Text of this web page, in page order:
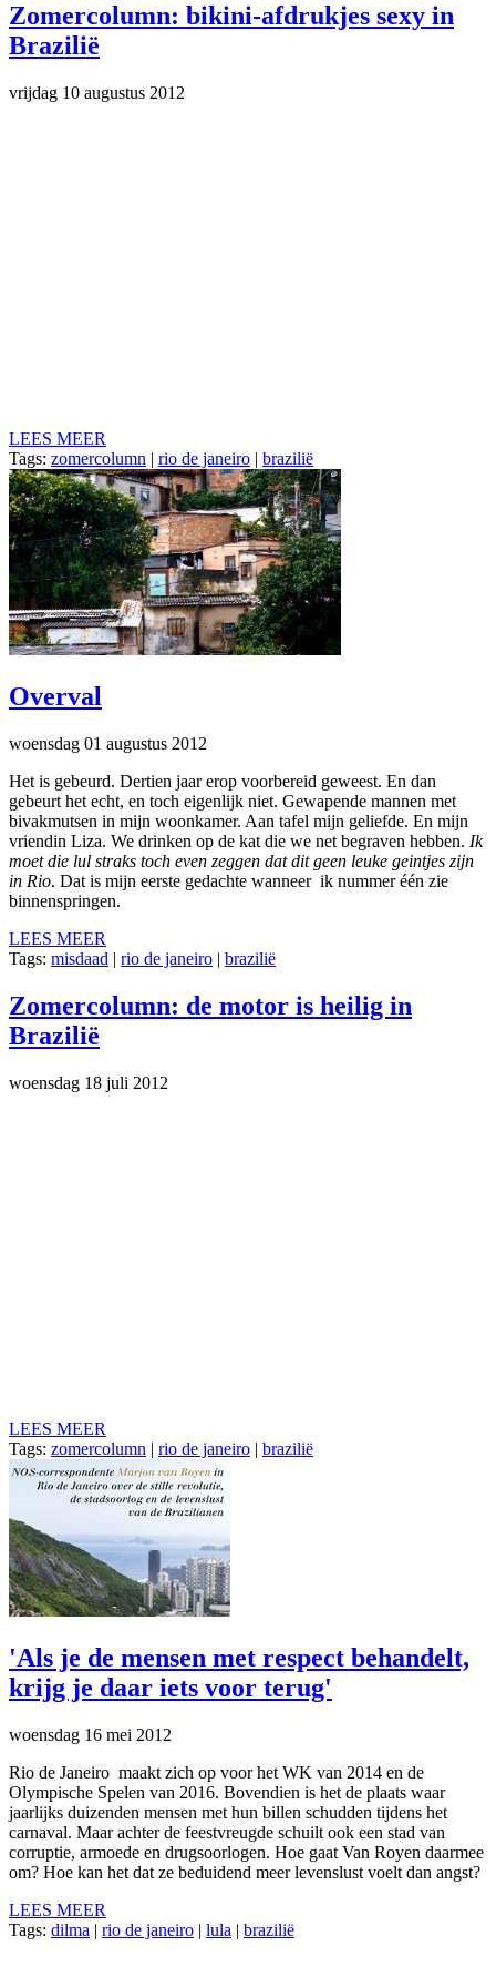
Zomercolumn: bikini-afdrukjes sexy in
Brazilië
vrijdag 10 augustus 2012
LEES MEER
Tags: zomercolumn | rio de janeiro | brazilië
Overval
woensdag 01 augustus 2012
Het is gebeurd. Dertien jaar erop voorbereid geweest. En dan
gebeurt het echt, en toch eigenlijk niet. Gewapende mannen met
bivakmutsen in mijn woonkamer. Aan tafel mijn geliefde. En mijn
vriendin Liza. We drinken op de kat die we net begraven hebben. Ik
moet die lul straks toch even zeggen dat dit geen leuke geintjes zijn
in Rio. Dat is mijn eerste gedachte wanneer ik nummer één zie
binnenspringen.
LEES MEER
Tags: misdaad | rio de janeiro | brazilië
Zomercolumn: de motor is heilig in
Brazilië
woensdag 18 juli 2012
LEES MEER
Tags: zomercolumn | rio de janeiro | brazilië
'Als je de mensen met respect behandelt,
krijg je daar iets voor terug'
woensdag 16 mei 2012
Rio de Janeiro maakt zich op voor het WK van 2014 en de
Olympische Spelen van 2016. Bovendien is het de plaats waar
jaarlijks duizenden mensen met hun billen schudden tijdens het
carnaval. Maar achter de feestvreugde schuilt ook een stad van
corruptie, armoede en drugsoorlogen. Hoe gaat Van Royen daarmee
om? Hoe kan het dat ze beduidend meer levenslust voelt dan angst?
LEES MEER
Tags: dilma | rio de janeiro | lula | brazilië